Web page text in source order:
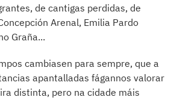
de cantigas perdidas, de
Arenal, Emilia Pardo
Graña...
cambiasen para sempre, que a
apantalladas fágannos valorar
distinta, pero na cidade máis